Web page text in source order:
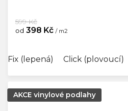
od 398 Kč / m2
599 Kč
Fix (lepená) Click (plovoucí)
AKCE vinylové podlahy